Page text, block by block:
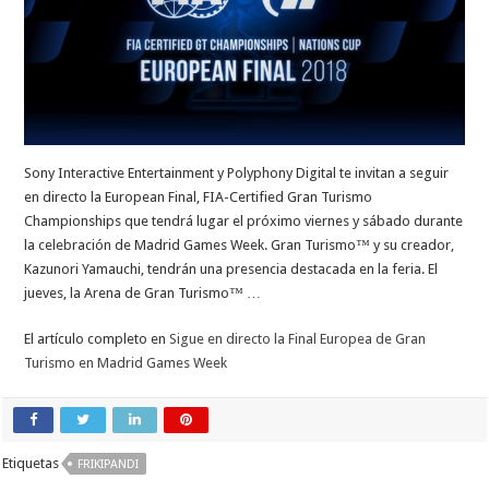
Sony Interactive Entertainment y Polyphony Digital te invitan a seguir
en directo la European Final, FIA-Certified Gran Turismo
Championships que tendrá lugar el próximo viernes y sábado durante
la celebración de Madrid Games Week. Gran Turismo™ y su creador,
Kazunori Yamauchi, tendrán una presencia destacada en la feria. El
jueves, la Arena de Gran Turismo™ …
El artículo completo enSigue en directo la Final Europea de Gran
Turismo en Madrid Games Week
Etiquetas FRIKIPANDI